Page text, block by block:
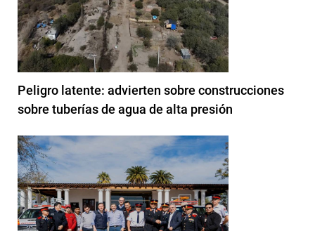
Peligro latente: advierten sobre construcciones
sobre tuberías de agua de alta presión